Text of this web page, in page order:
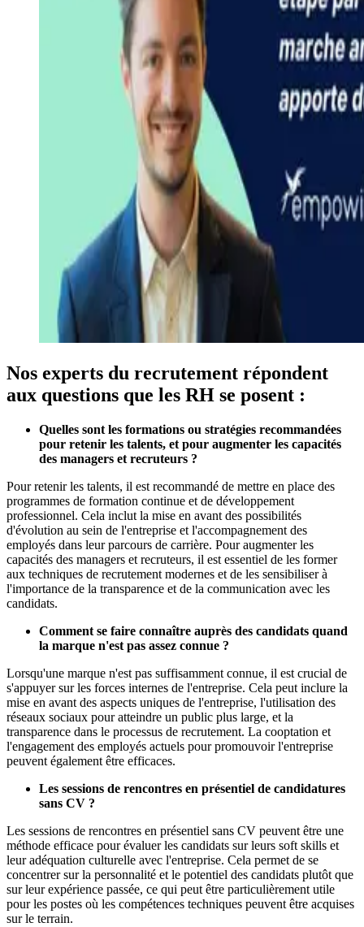
Nos experts du recrutement répondent
aux questions que les RH se posent :
Quelles sont les formations ou stratégies recommandées
pour retenir les talents, et pour augmenter les capacités
des managers et recruteurs ?
Pour retenir les talents, il est recommandé de mettre en place des
programmes de formation continue et de développement
professionnel. Cela inclut la mise en avant des possibilités
d'évolution au sein de l'entreprise et l'accompagnement des
employés dans leur parcours de carrière. Pour augmenter les
capacités des managers et recruteurs, il est essentiel de les former
aux techniques de recrutement modernes et de les sensibiliser à
l'importance de la transparence et de la communication avec les
candidats.
Comment se faire connaître auprès des candidats quand
la marque n'est pas assez connue ?
Lorsqu'une marque n'est pas suffisamment connue, il est crucial de
s'appuyer sur les forces internes de l'entreprise. Cela peut inclure la
mise en avant des aspects uniques de l'entreprise, l'utilisation des
réseaux sociaux pour atteindre un public plus large, et la
transparence dans le processus de recrutement. La cooptation et
l'engagement des employés actuels pour promouvoir l'entreprise
peuvent également être efficaces.
Les sessions de rencontres en présentiel de candidatures
sans CV ?
Les sessions de rencontres en présentiel sans CV peuvent être une
méthode efficace pour évaluer les candidats sur leurs soft skills et
leur adéquation culturelle avec l'entreprise. Cela permet de se
concentrer sur la personnalité et le potentiel des candidats plutôt que
sur leur expérience passée, ce qui peut être particulièrement utile
pour les postes où les compétences techniques peuvent être acquises
sur le terrain.